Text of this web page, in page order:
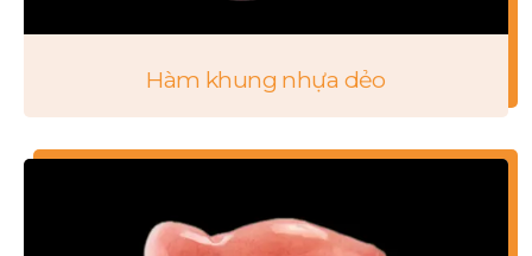
Hàm khung nhựa dẻo